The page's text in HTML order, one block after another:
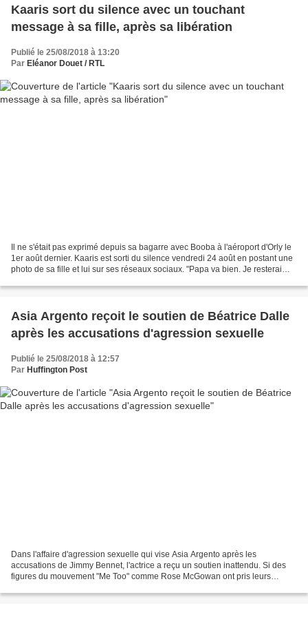
Kaaris sort du silence avec un touchant
message à sa fille, après sa libération
Publié le 25/08/2018 à 13:20
Par Eléanor Douet / RTL
Il ne s'était pas exprimé depuis sa bagarre avec Booba à l'aéroport d'Orly le
1er août dernier. Kaaris est sorti du silence vendredi 24 août en postant une
photo de sa fille et lui sur ses réseaux sociaux. "Papa va bien. Je resterai
Asia Argento reçoit le soutien de Béatrice Dalle
après les accusations d'agression sexuelle
Publié le 25/08/2018 à 12:57
Par Huffington Post
Dans l'affaire d'agression sexuelle qui vise Asia Argento après les
accusations de Jimmy Bennet, l'actrice a reçu un soutien inattendu. Si des
figures du mouvement "Me Too" comme Rose McGowan ont pris leurs